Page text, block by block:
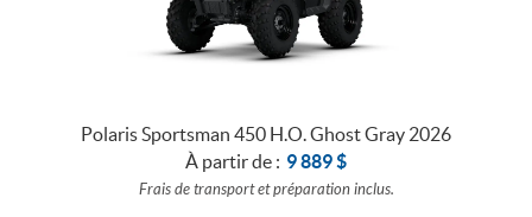
Polaris Sportsman 450 H.O. Ghost Gray 2026
À partir de : 9 889$
Frais de transport et préparation inclus.